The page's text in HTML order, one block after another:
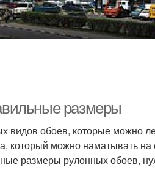
размеры
видов обоев, которые можно
который можно наматывать на
размеры рулонных обоев,